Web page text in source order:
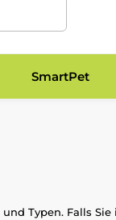
SmartPet
Typen. Falls